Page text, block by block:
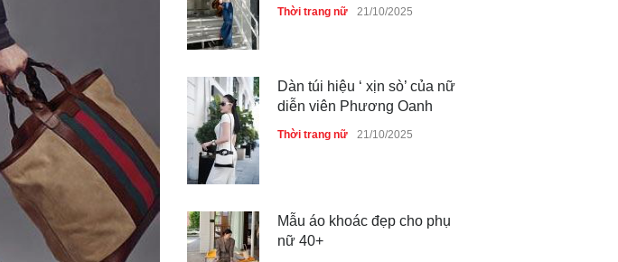
Thời trang nữ 21/10/2025
Dàn túi hiệu ‘ xịn sò’ của nữ
diễn viên Phương Oanh
Thời trang nữ 21/10/2025
Mẫu áo khoác đẹp cho phụ
nữ 40+